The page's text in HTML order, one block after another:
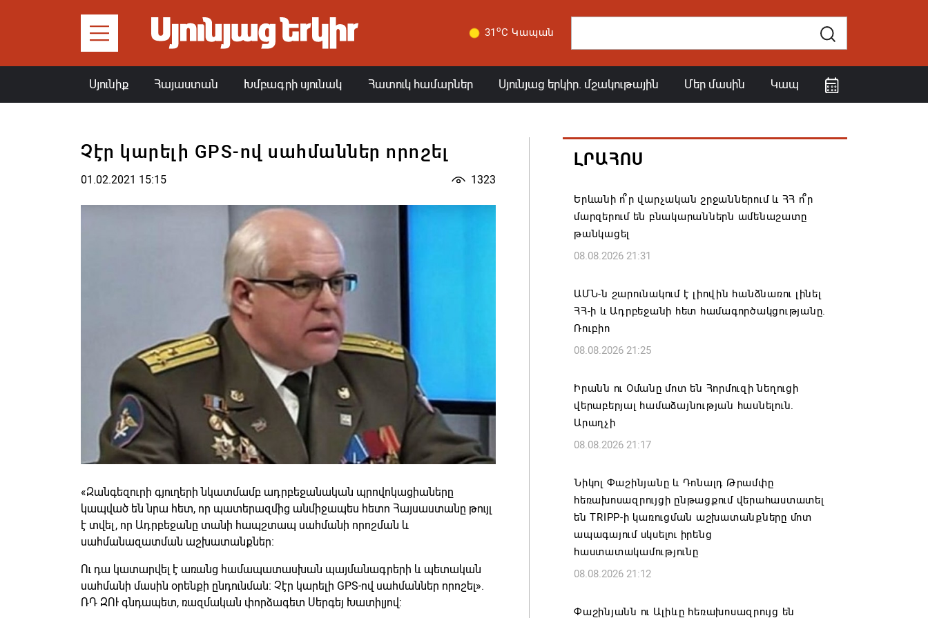
31 oC Կապան
Սյունիք Հայաստան Խմբագրի սյունակ Հատուկ համարներ Սյունյաց երկիր. մշակութային Մեր մասին Կապ
Չէր կարելի GPS-ով սահմաններ որոշել
01.02.2021 15:15 1323
«Զանգեզուրի գյուղերի նկատմամբ ադրբեջանական պրովոկացիաները
կապված են նրա հետ, որ պատերազմից անմիջապես հետո Հայսաստանը թույլ
է տվել, որ Ադրբեջանը տանի հապշտապ սահմանի որոշման և
սահմանազատման աշխատանքներ։
Ու դա կատարվել է առանց համապատասխան պայմանագրերի և պետական
սահմանի մասին օրենքի ընդունման։ Չէր կարելի GPS-ով սահմաններ որոշել».
ՌԴ ԶՈՒ գնդապետ, ռազմական փորձագետ Սերգեյ Խատիլյով:
ԼՐԱՀՈՍ
Երևանի ո՞ր վարչական շրջաններում և ՀՀ ո՞ր
մարզերում են բնակարաններն ամենաշատը
թանկացել
08.08.2026 21:31
ԱՄՆ-ն շարունակում է լիովին հանձնառու լինել
ՀՀ-ի և Ադրբեջանի հետ համագործակցությանը.
Ռուբիո
08.08.2026 21:25
Իրանն ու Օմանը մոտ են Հորմուզի նեղուցի
վերաբերյալ համաձայնության հասնելուն.
Արաղչի
08.08.2026 21:17
Նիկոլ Փաշինյանը և Դոնալդ Թրամփը
հեռախոսազրույցի ընթացքում վերահաստատել
են TRIPP-ի կառուցման աշխատանքները մոտ
ապագայում սկսելու իրենց
հաստատակամությունը
08.08.2026 21:12
Փաշինյանն ու Ալիևը հեռախոսազրույց են